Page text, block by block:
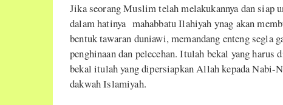
Jika seorang Muslim telah melakukannya dan siap
dalam hatinya mahabbatu Ilahiyah ynag akan
bentuk tawaran duniawi, memandang enteng segla
penghinaan dan pelecehan. Itulah bekal yang
bekal itulah yang dipersiapkan Allah kepada Nabi-
dakwah Islamiyah.